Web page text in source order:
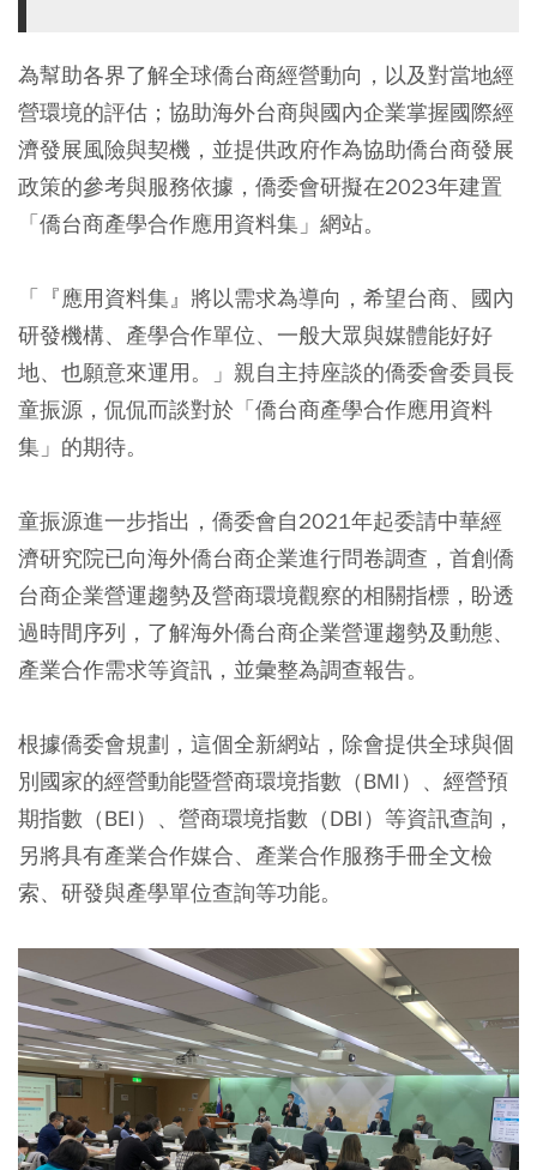
為幫助各界了解全球僑台商經營動向，以及對當地經
營環境的評估；協助海外台商與國內企業掌握國際經
濟發展風險與契機，並提供政府作為協助僑台商發展
政策的參考與服務依據，僑委會研擬在2023年建置
「僑台商產學合作應用資料集」網站。
「『應用資料集』將以需求為導向，希望台商、國內
研發機構、產學合作單位、一般大眾與媒體能好好
地、也願意來運用。」親自主持座談的僑委會委員長
童振源，侃侃而談對於「僑台商產學合作應用資料
集」的期待。
童振源進一步指出，僑委會自2021年起委請中華經
濟研究院已向海外僑台商企業進行問卷調查，首創僑
台商企業營運趨勢及營商環境觀察的相關指標，盼透
過時間序列，了解海外僑台商企業營運趨勢及動態、
產業合作需求等資訊，並彙整為調查報告。
根據僑委會規劃，這個全新網站，除會提供全球與個
別國家的經營動能暨營商環境指數（BMI）、經營預
期指數（BEI）、營商環境指數（DBI）等資訊查詢，
另將具有產業合作媒合、產業合作服務手冊全文檢
索、研發與產學單位查詢等功能。